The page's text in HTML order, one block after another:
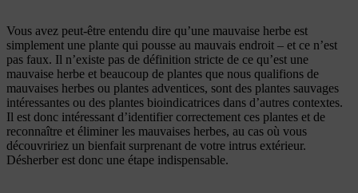
Vous avez peut-être entendu dire qu’une mauvaise herbe est
simplement une plante qui pousse au mauvais endroit – et ce n’est
pas faux. Il n’existe pas de définition stricte de ce qu’est une
mauvaise herbe et beaucoup de plantes que nous qualifions de
mauvaises herbes ou plantes adventices, sont des plantes sauvages
intéressantes ou des plantes bioindicatrices dans d’autres contextes.
Il est donc intéressant d’identifier correctement ces plantes et de
reconnaître et éliminer les mauvaises herbes, au cas où vous
découvririez un bienfait surprenant de votre intrus extérieur.
Désherber est donc une étape indispensable.